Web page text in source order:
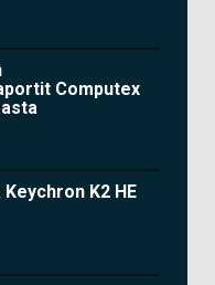
Computex
K2 HE